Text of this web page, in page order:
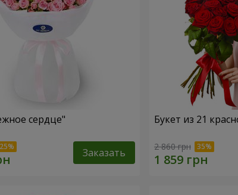
сердце"
Заказать
Букет из 21
2 860 грн